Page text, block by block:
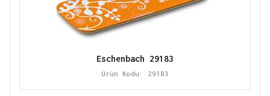
Eschenbach 29183
Ürün Kodu: 29183